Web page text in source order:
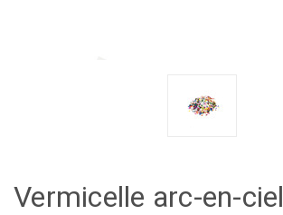
Vermicelle arc-en-ciel